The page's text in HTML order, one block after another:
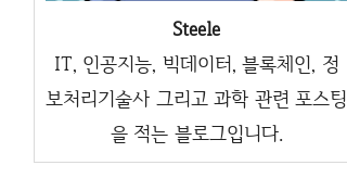
Steele
IT, 인공지능, 빅데이터, 블록체인, 정
보처리기술사 그리고 과학 관련 포스팅
을 적는 블로그입니다.